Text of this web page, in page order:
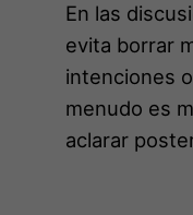
En las
evita borrar
intenciones
menudo es
aclarar